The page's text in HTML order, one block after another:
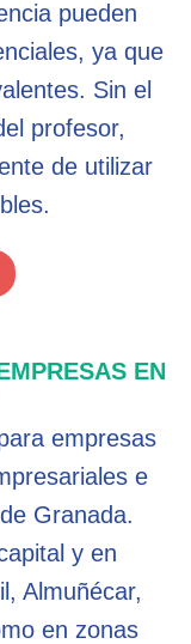
pueden
ya que
Sin el
profesor,
de utilizar
EN
empresas
e
Granada.
y en
Almuñécar,
en zonas